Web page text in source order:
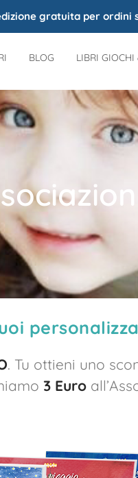
gratuita per ordini
BLOG LIBRI GIOCHI
. Tu ottieni uno
3 Euro